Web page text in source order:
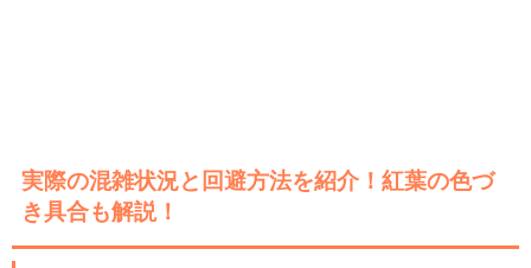
実際の混雑状況と回避方法を紹介！紅葉の色づ
き具合も解説！